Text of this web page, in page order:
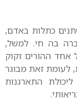
כתלות באדם,
בה חי. למשל,
אחד ההורים זקוק
לעומת זאת מבוגר
התארגנות